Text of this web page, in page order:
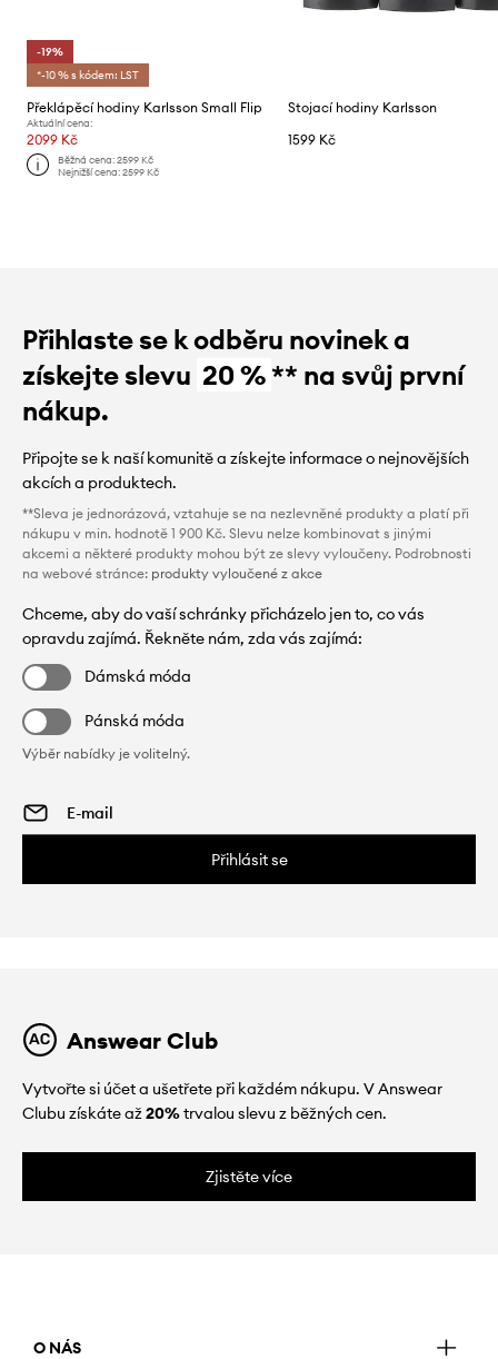
-19%
*-10 % s kódem: LST
Překlápěcí hodiny Karlsson Small Flip
Aktuální cena:
2099 Kč
Běžná cena:2599 Kč
Nejnižší cena:2599 Kč
Stojací hodiny Karlsson
1599 Kč
Přihlaste se k odběru novinek a
získejte slevu 20 %** na svůj první
nákup.
Připojte se k naší komunitě a získejte informace o nejnovějších
akcích a produktech.
**Sleva je jednorázová, vztahuje se na nezlevněné produkty a platí při
nákupu v min. hodnotě 1 900 Kč. Slevu nelze kombinovat s jinými
akcemi a některé produkty mohou být ze slevy vyloučeny. Podrobnosti
na webové stránce: produkty vyloučené z akce
Chceme, aby do vaší schránky přicházelo jen to, co vás
opravdu zajímá. Řekněte nám, zda vás zajímá:
Dámská móda
Pánská móda
Výběr nabídky je volitelný.
Přihlásit se
Answear Club
Vytvořte si účet a ušetřete při každém nákupu. V Answear
Clubu získáte až20%trvalou slevu z běžných cen.
Zjistěte více
O NÁS